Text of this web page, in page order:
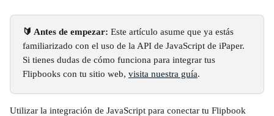
🔰 Antes de empezar: Este artículo asume que ya estás
familiarizado con el uso de la API de JavaScript de iPaper.
Si tienes dudas de cómo funciona para integrar tus
Flipbooks con tu sitio web, visita nuestra guía.
Utilizar la integración de JavaScript para conectar tu Flipbook